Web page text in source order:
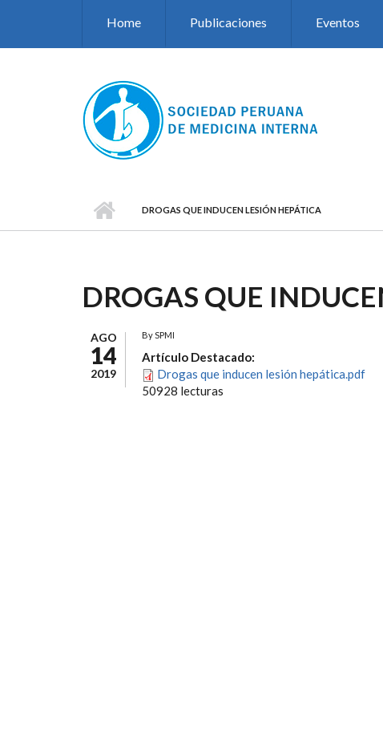
Home Publicaciones Eventos
DROGAS QUE INDUCEN LESIÓN HEPÁTICA
DROGAS QUE
AGO
14
2019
BySPMI
Artículo Destacado:
Drogas que inducen lesión hepática.pdf
50928 lecturas